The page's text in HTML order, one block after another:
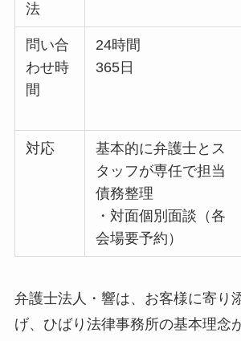
法
問い合
わせ時
間
24時間
365日
対応
基本的に弁護士とス
タッフが専任で担当
債務整理
・対面個別面談（各
会場要予約）
弁護士法人・響は、お客様に寄り
げ、ひばり法律事務所の基本理念